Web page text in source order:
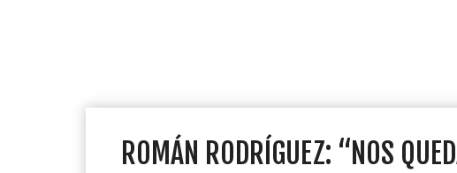
ROMÁN RODRÍGUEZ: “NOS